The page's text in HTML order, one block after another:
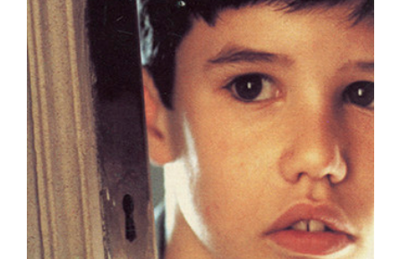
Secretos del Corazón
España Muestra de Cine Español 2026